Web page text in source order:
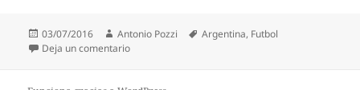
Publicado
el
03/07/2016 Autor
Antonio Pozzi Etiquetas
Argentina, Futbol
Deja un comentarioen El fútbol argentino post Copa América